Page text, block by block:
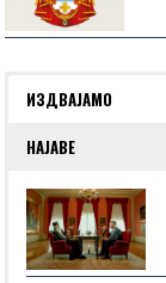
ИЗДВАЈАМО
НАЈАВЕ